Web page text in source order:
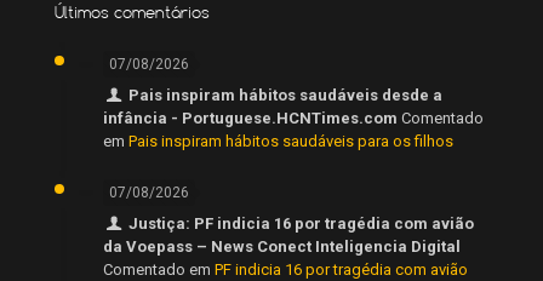
Últimos comentários
07/08/2026
Pais inspiram hábitos saudáveis desde a
infância - Portuguese.HCNTimes.com Comentado
em Pais inspiram hábitos saudáveis para os filhos
07/08/2026
Justiça: PF indicia 16 por tragédia com avião
da Voepass – News Conect Inteligencia Digital
Comentado em PF indicia 16 por tragédia com avião